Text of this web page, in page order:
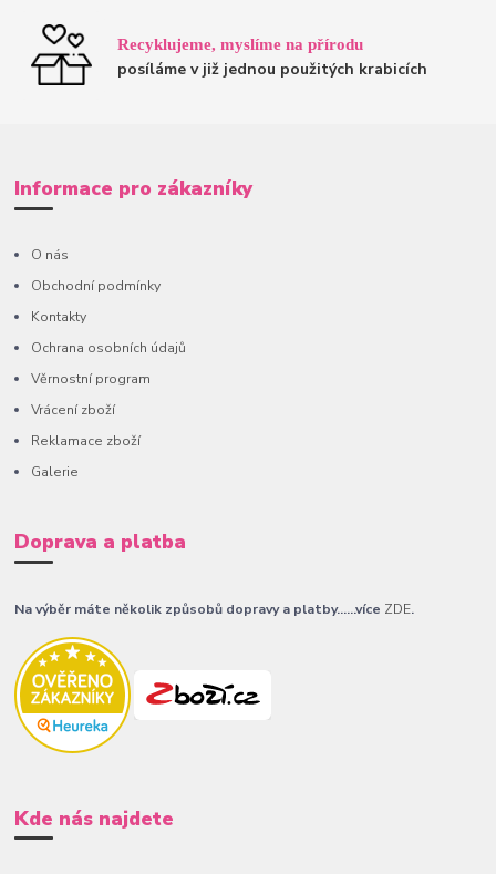
Recyklujeme, myslíme na přírodu
posíláme v již jednou použitých krabicích
Informace pro zákazníky
O nás
Obchodní podmínky
Kontakty
Ochrana osobních údajů
Věrnostní program
Vrácení zboží
Reklamace zboží
Galerie
Doprava a platba
Na výběr máte několik způsobů dopravy a platby......více ZDE.
Kde nás najdete